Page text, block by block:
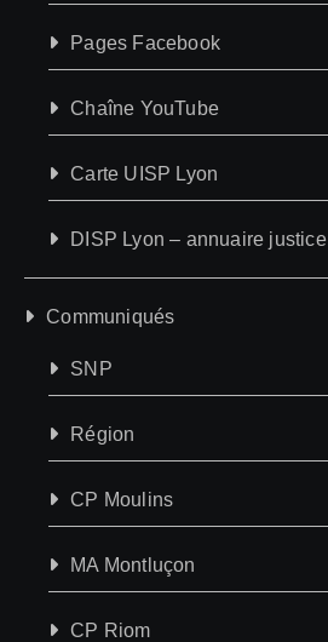
Pages Facebook
Chaîne YouTube
Carte UISP Lyon
DISP Lyon – annuaire justice
Communiqués
SNP
Région
CP Moulins
MA Montluçon
CP Riom